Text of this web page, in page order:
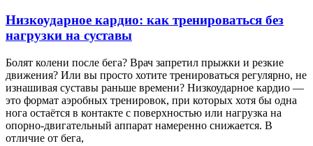
Низкоударное кардио: как тренироваться без
нагрузки на суставы
Болят колени после бега? Врач запретил прыжки и резкие
движения? Или вы просто хотите тренироваться регулярно, не
изнашивая суставы раньше времени? Низкоударное кардио —
это формат аэробных тренировок, при которых хотя бы одна
нога остаётся в контакте с поверхностью или нагрузка на
опорно-двигательный аппарат намеренно снижается. В
отличие от бега,